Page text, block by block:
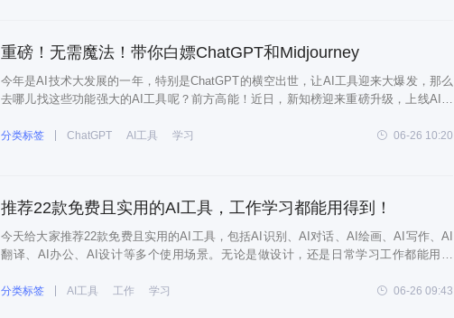
重磅！无需魔法！带你白嫖ChatGPT和Midjourney
今年是AI技术大发展的一年，特别是ChatGPT的横空出世，让AI工具迎来大爆发，那么
去哪儿找这些功能强大的AI工具呢？前方高能！近日，新知榜迎来重磅升级，上线AI工
率，轻松hold住职场！升级一：上线AI工具导航体验
分类标签 ChatGPT AI工具 学习 06-26 10:20
推荐22款免费且实用的AI工具，工作学习都能用得到！
今天给大家推荐22款免费且实用的AI工具，包括AI识别、AI对话、AI绘画、AI写作、AI
翻译、AI办公、AI设计等多个使用场景。无论是做设计，还是日常学习工作都能用得
语音翻译功能的智能AI软件。FunAI是一款精
分类标签 AI工具 工作 学习 06-26 09:43